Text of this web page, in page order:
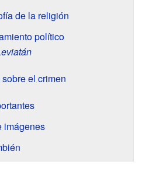
de la religión
político
sobre el crimen
imágenes